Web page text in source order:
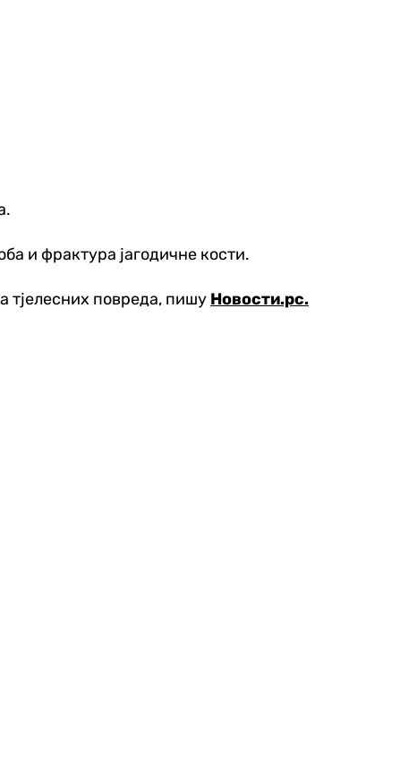
и фрактура јагодичне кости.
тјелесних повреда, пишу Новости.рс.